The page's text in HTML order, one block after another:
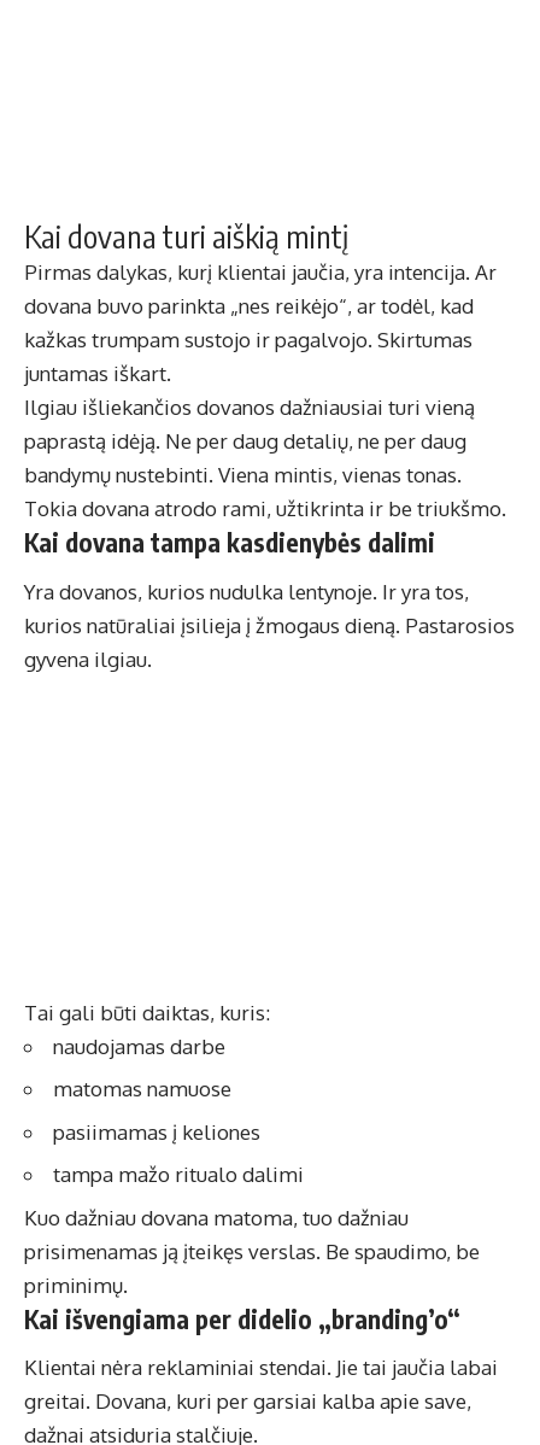
Kai dovana turi aiškią mintį
Pirmas dalykas, kurį klientai jaučia, yra intencija. Ar
dovana buvo parinkta „nes reikėjo“, ar todėl, kad
kažkas trumpam sustojo ir pagalvojo. Skirtumas
juntamas iškart.
Ilgiau išliekančios dovanos dažniausiai turi vieną
paprastą idėją. Ne per daug detalių, ne per daug
bandymų nustebinti. Viena mintis, vienas tonas.
Tokia dovana atrodo rami, užtikrinta ir be triukšmo.
Kai dovana tampa kasdienybės dalimi
Yra dovanos, kurios nudulka lentynoje. Ir yra tos,
kurios natūraliai įsilieja į žmogaus dieną. Pastarosios
gyvena ilgiau.
Tai gali būti daiktas, kuris:
naudojamas darbe
matomas namuose
pasiimamas į keliones
tampa mažo ritualo dalimi
Kuo dažniau dovana matoma, tuo dažniau
prisimenamas ją įteikęs verslas. Be spaudimo, be
priminimų.
Kai išvengiama per didelio „branding’o“
Klientai nėra reklaminiai stendai. Jie tai jaučia labai
greitai. Dovana, kuri per garsiai kalba apie save,
dažnai atsiduria stalčiuje.